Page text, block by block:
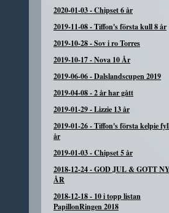
2020-01-03-Chipset 6 år
2019-11-08-Tiffon's första kull 8 år
2019-10-28-Sov i ro Torres
2019-10-17-Nova 10 År
2019-06-06-Dalslandscupen 2019
2019-04-08-2 år har gått
2019-01-29-Lizzie 13 år
2019-01-26-Tiffon's första kelpie
år
2019-01-03-Chipset 5 år
2018-12-24-GOD JUL & GOTT
ÅR
2018-12-18- 10 i topp listan
PapillonRingen 2018